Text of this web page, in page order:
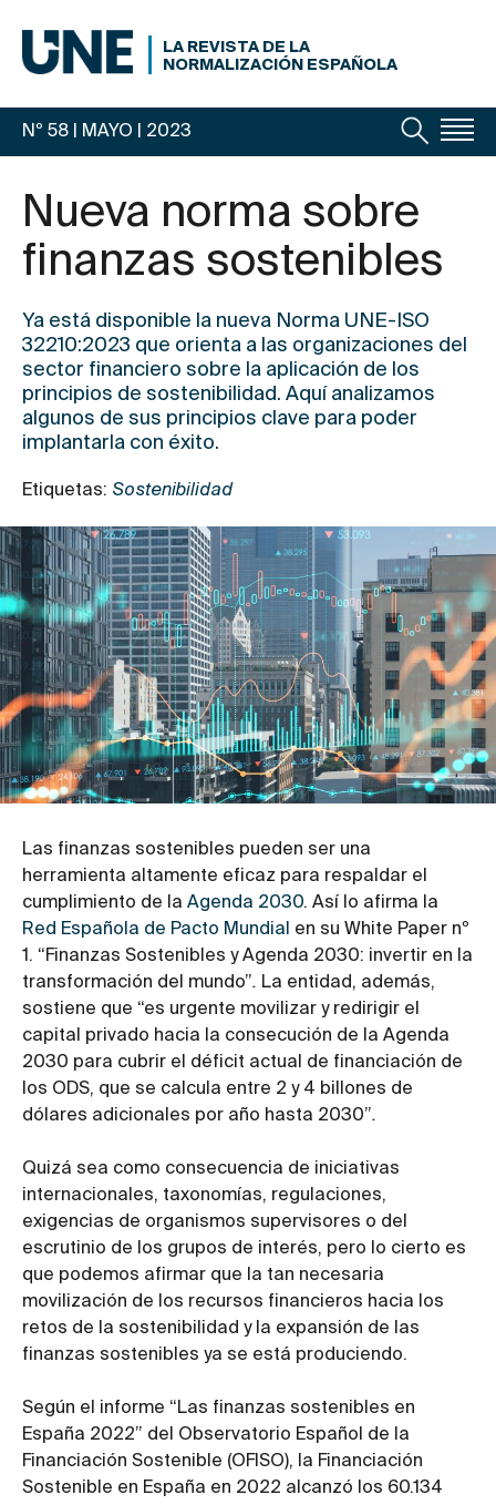
LA REVISTA DE LA
NORMALIZACIÓN ESPAÑOLA
Nº 58 | MAYO | 2023
Nueva norma sobre
finanzas sostenibles
Ya está disponible la nueva Norma UNE-ISO
32210:2023 que orienta a las organizaciones del
sector financiero sobre la aplicación de los
principios de sostenibilidad. Aquí analizamos
algunos de sus principios clave para poder
implantarla con éxito.
Etiquetas: Sostenibilidad
Las finanzas sostenibles pueden ser una
herramienta altamente eficaz para respaldar el
cumplimiento de la Agenda 2030. Así lo afirma la
Red Española de Pacto Mundial
en su White Paper nº
1. “Finanzas Sostenibles y Agenda 2030: invertir en la
transformación del mundo”. La entidad, además,
sostiene que “es urgente movilizar y redirigir el
capital privado hacia la consecución de la Agenda
2030 para cubrir el déficit actual de financiación de
los ODS, que se calcula entre 2 y 4 billones de
dólares adicionales por año hasta 2030”.
Quizá sea como consecuencia de iniciativas
internacionales, taxonomías, regulaciones,
exigencias de organismos supervisores o del
escrutinio de los grupos de interés, pero lo cierto es
que podemos afirmar que la tan necesaria
movilización de los recursos financieros hacia los
retos de la sostenibilidad y la expansión de las
finanzas sostenibles ya se está produciendo.
Según el informe “Las finanzas sostenibles en
España 2022” del Observatorio Español de la
Financiación Sostenible (OFISO), la Financiación
Sostenible en España en 2022 alcanzó los 60.134